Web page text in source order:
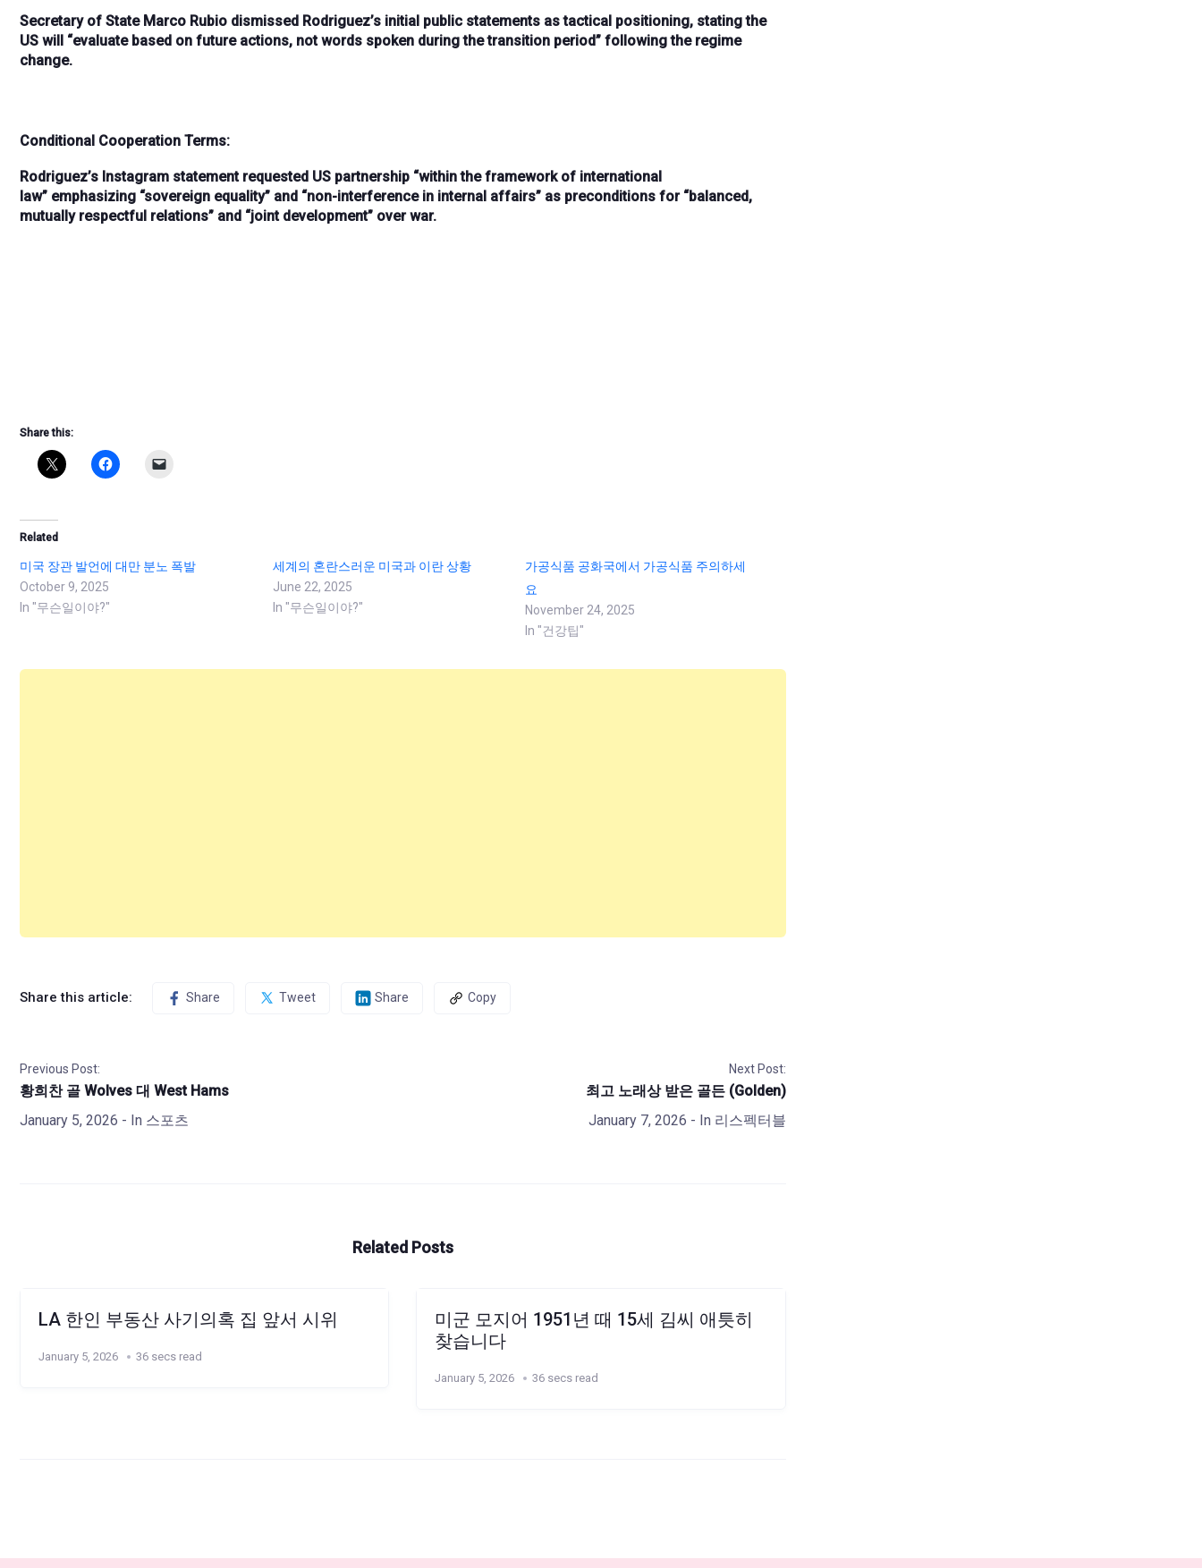
Secretary of State Marco Rubio dismissed Rodriguez’s initial public statements as tactical positioning, stating the
US will “evaluate based on future actions, not words spoken during the transition period” following the regime
change.
Conditional Cooperation Terms:
Rodriguez’s Instagram statement requested US partnership “within the framework of international
law” emphasizing “sovereign equality” and “non-interference in internal affairs” as preconditions for “balanced,
mutually respectful relations” and “joint development” over war.
Share this:
Related
미국 장관 발언에 대만 분노 폭발
October 9, 2025
In "무슨일이야?"
세계의 혼란스러운 미국과 이란 상황
June 22, 2025
In "무슨일이야?"
가공식품 공화국에서 가공식품 주의하세
요
November 24, 2025
In "건강팁"
Share this article: Share Tweet Share Copy
Previous Post:
황희찬 골 Wolves 대 West Hams
January 5, 2026 - In 스포츠
Next Post:
최고 노래상 받은 골든 (Golden)
January 7, 2026 - In 리스펙터블
Related Posts
LA 한인 부동산 사기의혹 집 앞서 시위
January 5, 2026 36 secs read
미군 모지어 1951년 때 15세 김씨 애틋히
찾습니다
January 5, 2026 36 secs read